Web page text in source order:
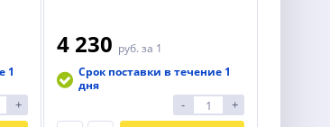
1
+
4 230 руб. за 1
Срок поставки в течение 1
дня
- +